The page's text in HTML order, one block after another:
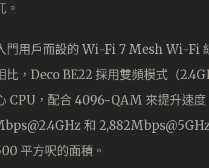
。
門用戶而設的 Wi-Fi 7 Mesh Wi-Fi
比，Deco BE22 採用雙頻模式（
CPU，配合 4096-QAM 來提升速
和
平方呎的面積。